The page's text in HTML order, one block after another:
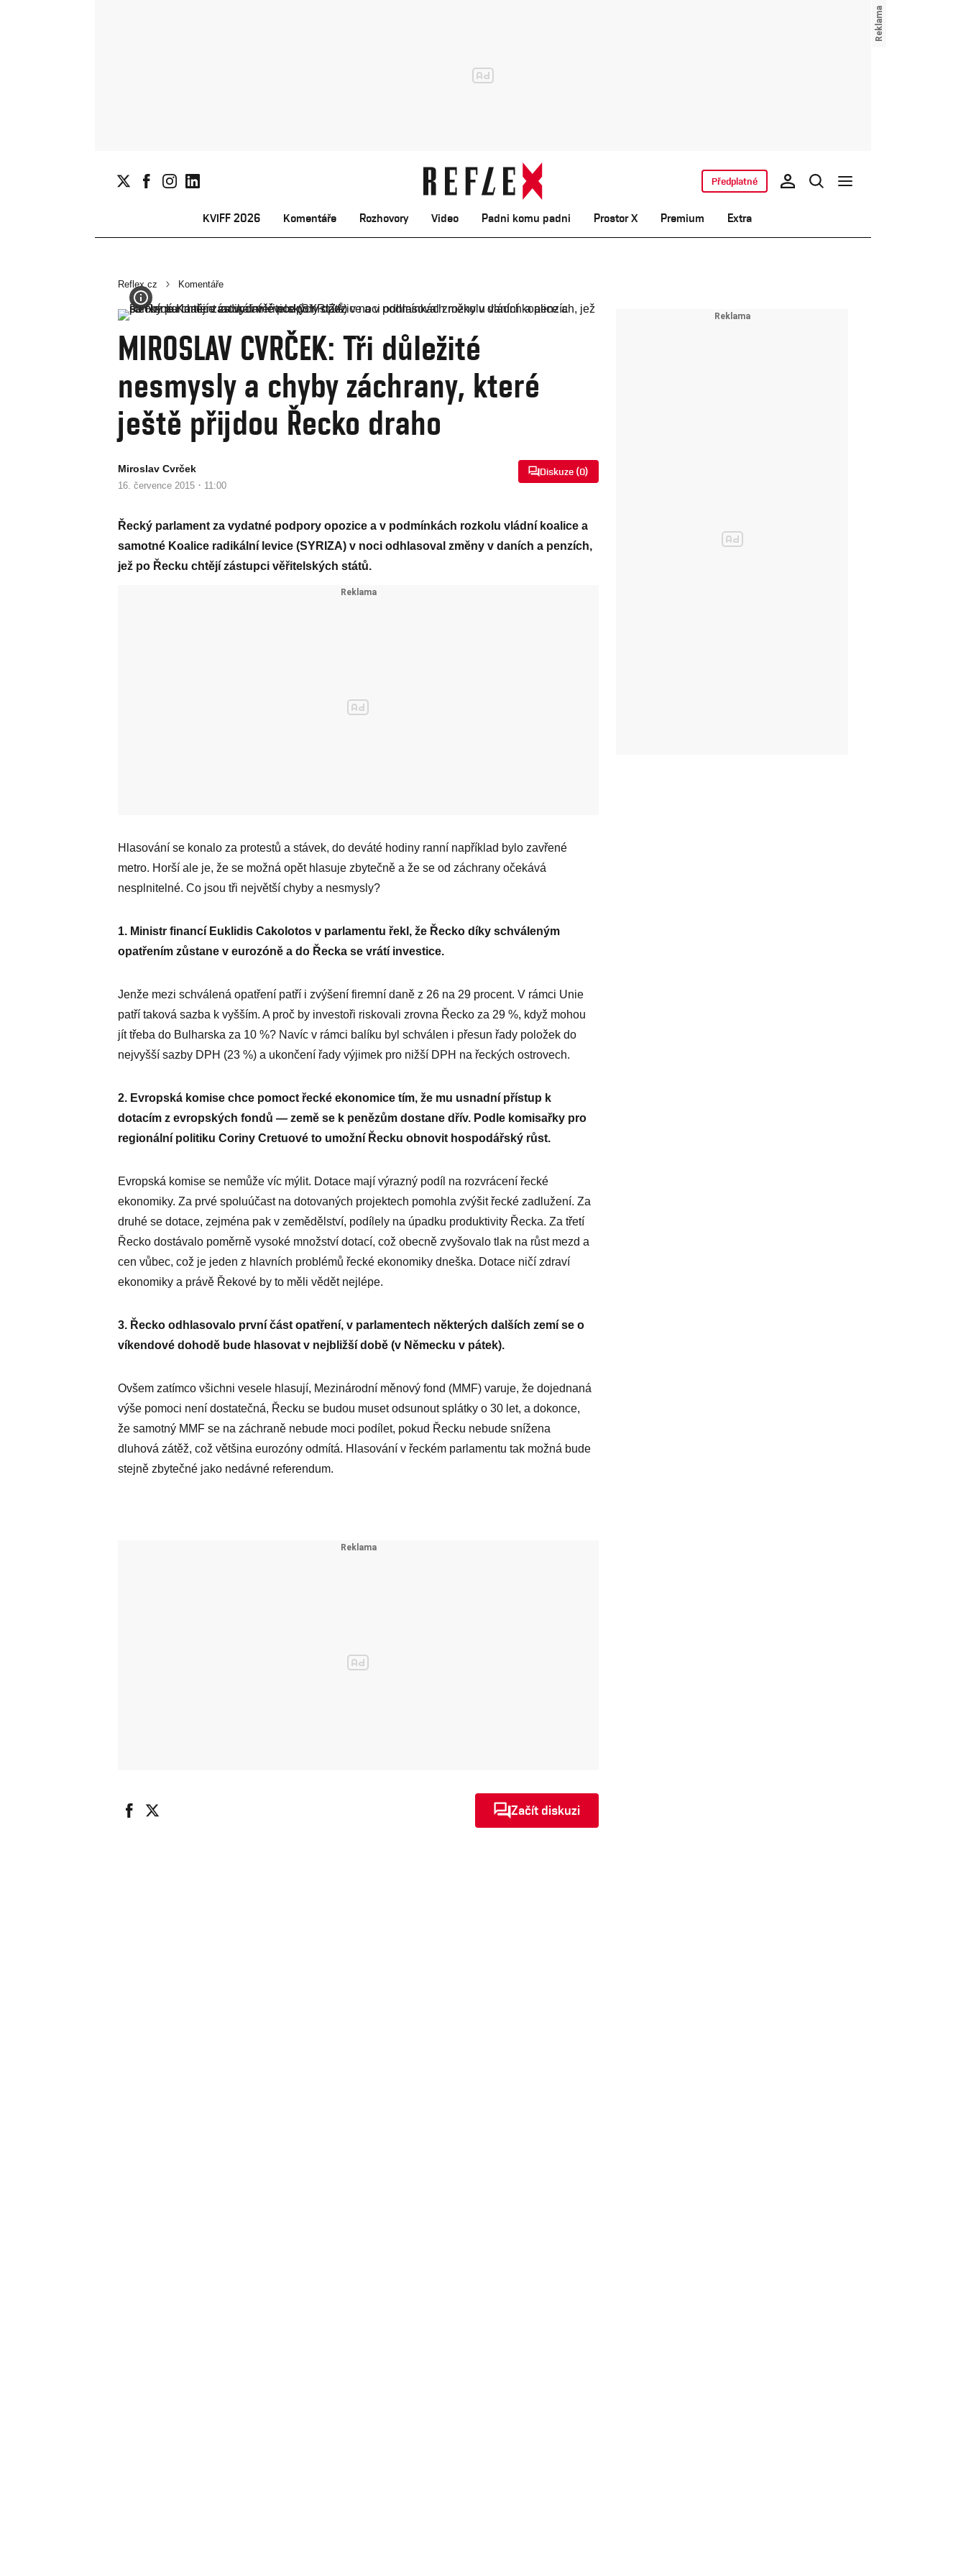
KVIFF 2026 Komentáře Rozhovory Video Padni komu padni Prostor X Premium Extra
Předplatné
Reflex.cz Komentáře
MIROSLAV CVRČEK: Tři důležité
nesmysly a chyby záchrany, které
ještě přijdou Řecko draho
Miroslav Cvrček
16. července 2015 · 11:00
Diskuze (0)
Řecký parlament za vydatné podpory opozice a v podmínkách rozkolu vládní koalice a
samotné Koalice radikální levice (SYRIZA) v noci odhlasoval změny v daních a penzích,
jež po Řecku chtějí zástupci věřitelských států.
Hlasování se konalo za protestů a stávek, do deváté hodiny ranní například bylo zavřené
metro. Horší ale je, že se možná opět hlasuje zbytečně a že se od záchrany očekává
nesplnitelné. Co jsou tři největší chyby a nesmysly?
1. Ministr financí Euklidis Cakolotos v parlamentu řekl, že Řecko díky schváleným
opatřením zůstane v eurozóně a do Řecka se vrátí investice.
Jenže mezi schválená opatření patří i zvýšení firemní daně z 26 na 29 procent. V rámci Unie
patří taková sazba k vyšším. A proč by investoři riskovali zrovna Řecko za 29 %, když mohou
jít třeba do Bulharska za 10 %? Navíc v rámci balíku byl schválen i přesun řady položek do
nejvyšší sazby DPH (23 %) a ukončení řady výjimek pro nižší DPH na řeckých ostrovech.
2. Evropská komise chce pomoct řecké ekonomice tím, že mu usnadní přístup k
dotacím z evropských fondů — země se k penězům dostane dřív. Podle komisařky pro
regionální politiku Coriny Cretuové to umožní Řecku obnovit hospodářský růst.
Evropská komise se nemůže víc mýlit. Dotace mají výrazný podíl na rozvrácení řecké
ekonomiky. Za prvé spoluúčast na dotovaných projektech pomohla zvýšit řecké zadlužení. Za
druhé se dotace, zejména pak v zemědělství, podílely na úpadku produktivity Řecka. Za třetí
Řecko dostávalo poměrně vysoké množství dotací, což obecně zvyšovalo tlak na růst mezd a
cen vůbec, což je jeden z hlavních problémů řecké ekonomiky dneška. Dotace ničí zdraví
ekonomiky a právě Řekové by to měli vědět nejlépe.
3. Řecko odhlasovalo první část opatření, v parlamentech některých dalších zemí se o
víkendové dohodě bude hlasovat v nejbližší době (v Německu v pátek).
Ovšem zatímco všichni vesele hlasují, Mezinárodní měnový fond (MMF) varuje, že dojednaná
výše pomoci není dostatečná, Řecku se budou muset odsunout splátky o 30 let, a dokonce,
že samotný MMF se na záchraně nebude moci podílet, pokud Řecku nebude snížena
dluhová zátěž, což většina eurozóny odmítá. Hlasování v řeckém parlamentu tak možná bude
stejně zbytečné jako nedávné referendum.
Začít diskuzi